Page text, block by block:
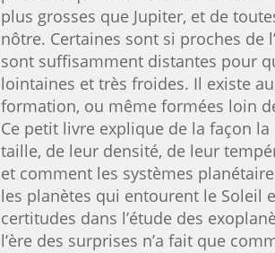
plus grosses que Jupiter, et de
nôtre. Certaines sont si proches de
sont suffisamment distantes pour
lointaines et très froides. Il existe
formation, ou même formées loin
Ce petit livre explique de la façon
taille, de leur densité, de leur
et comment les systèmes
les planètes qui entourent le Soleil
certitudes dans l’étude des
l’ère des surprises n’a fait que